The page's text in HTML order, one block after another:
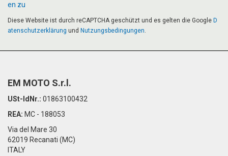
en zu
Diese Website ist durch reCAPTCHA geschützt und es gelten die Google D
atenschutzerklärung und Nutzungsbedingungen.
EM MOTO S.r.l.
USt-IdNr.: 01863100432
REA: MC - 188053
Via del Mare 30
62019 Recanati (MC)
ITALY